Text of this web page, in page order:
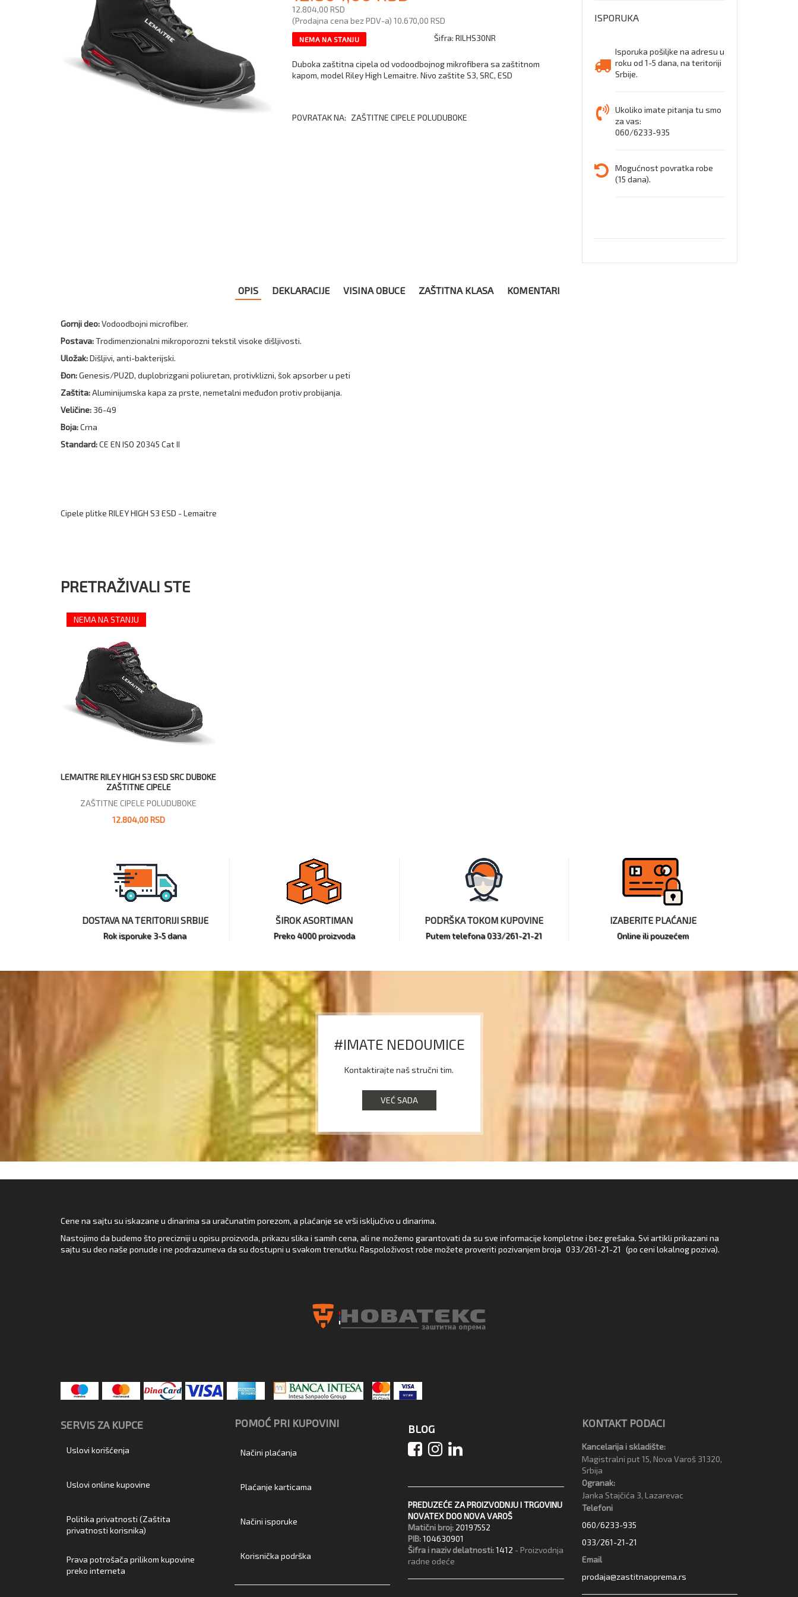
poluduboke
zaštitne
cipele
12.804,00 RSD
(Prodajna cena bez PDV-a) 10.670,00 RSD
NEMA NA STANJU Šifra: RILHS30NR
Duboka zaštitna cipela od vodoodbojnog mikrofibera sa zaštitnom
kapom, model Riley High Lemaitre. Nivo zaštite S3, SRC, ESD
POVRATAK NA: ZAŠTITNE CIPELE POLUDUBOKE
ISPORUKA
Isporuka pošiljke na adresu u
roku od 1-5 dana, na teritoriji
Srbije.
Ukoliko imate pitanja tu smo
za vas:
060/6233-935
Mogućnost povratka robe
(15 dana).
OPIS DEKLARACIJE VISINA OBUCE ZAŠTITNA KLASA KOMENTARI
Gornji deo:Vodoodbojni microfiber.
Postava:Trodimenzionalni mikroporozni tekstil visoke dišljivosti.
Uložak:Dišljivi, anti-bakterijski.
Đon:Genesis/PU2D, duplobrizgani poliuretan, protivklizni, šok apsorber u peti
Zaštita:Aluminijumska kapa za prste, nemetalni međuđon protiv probijanja.
Veličine: 36-49
Boja:Crna
Standard:CE EN ISO 20345 Cat II
Cipele plitke RILEY HIGH S3 ESD - Lemaitre
PRETRAŽIVALI STE
NEMA NA STANJU
LEMAITRE RILEY HIGH S3 ESD SRC DUBOKE
ZAŠTITNE CIPELE
ZAŠTITNE CIPELE POLUDUBOKE
12.804,00 RSD
DOSTAVA NA TERITORIJI SRBIJE
Rok isporuke 3-5 dana
ŠIROK ASORTIMAN
Preko 4000 proizvoda
PODRŠKA TOKOM KUPOVINE
Putem telefona 033/261-21-21
IZABERITE PLAĆANJE
Online ili pouzećem
#IMATE NEDOUMICE
Kontaktirajte naš stručni tim.
VEĆ SADA
Cene na sajtu su iskazane u dinarima sa uračunatim porezom, a plaćanje se vrši isključivo u dinarima.
Nastojimo da budemo što precizniji u opisu proizvoda, prikazu slika i samih cena, ali ne možemo garantovati da su sve informacije kompletne i bez grešaka. Svi artikli prikazani na
sajtu su deo naše ponude i ne podrazumeva da su dostupni u svakom trenutku. Raspoloživost robe možete proveriti pozivanjem broja 033/261-21-21 (po ceni lokalnog poziva).
SERVIS ZA KUPCE
Uslovi korišćenja
Uslovi online kupovine
Politika privatnosti (Zaštita
privatnosti korisnika)
Prava potrošača prilikom kupovine
preko interneta
POMOĆ PRI KUPOVINI
Načini plaćanja
Plaćanje karticama
Načini isporuke
Korisnička podrška
BLOG
PREDUZEĆE ZA PROIZVODNJU I TRGOVINU
NOVATEX DOO NOVA VAROŠ
Matični broj: 20197552
PIB:104630901
Šifra i naziv delatnosti:1412 - Proizvodnja
radne odeće
KONTAKT PODACI
Kancelarija i skladište:
Magistralni put 15, Nova Varoš 31320,
Srbija
Ogranak:
Janka Stajčića 3, Lazarevac
Telefoni
060/6233-935
033/261-21-21
Email
prodaja@zastitnaoprema.rs